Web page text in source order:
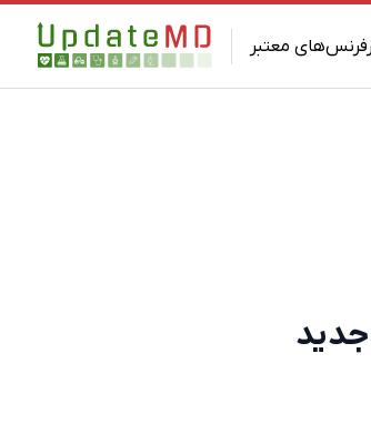
معتبر
جدید